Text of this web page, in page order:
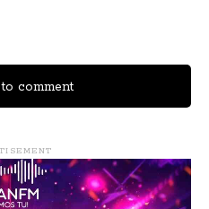
comment